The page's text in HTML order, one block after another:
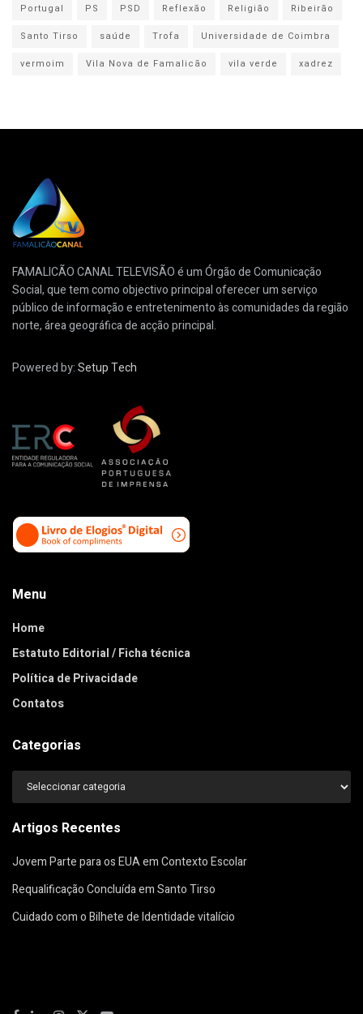
Portugal
PS PSD Reflexão Religião
Ribeirão
Santo Tirso
saúde Trofa
Universidade de Coimbra
vermoim
Vila Nova de Famalicão vila verde xadrez
FAMALICÃO CANAL TELEVISÃO é um Órgão de Comunicação
Social, que tem como objectivo principal oferecer um serviço
público de informação e entretenimento às comunidades da região
norte, área geográfica de acção principal.
Powered by:Setup Tech
Menu
Home
Estatuto Editorial / Ficha técnica
Política de Privacidade
Contatos
Categorias
Categorias
Artigos Recentes
Jovem Parte para os EUA em Contexto Escolar
Requalificação Concluída em Santo Tirso
Cuidado com o Bilhete de Identidade vitalício